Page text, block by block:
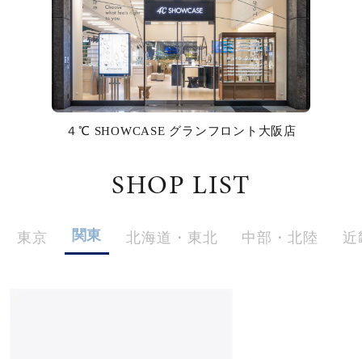
ファッションテイスト
着用シーン
４℃ SHOWCASE グランフロント大阪店
SHOP LIST
東京 関東 北海道・東北 中部・北陸 近